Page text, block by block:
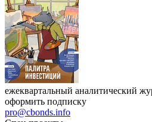
ЖурналCbonds Review